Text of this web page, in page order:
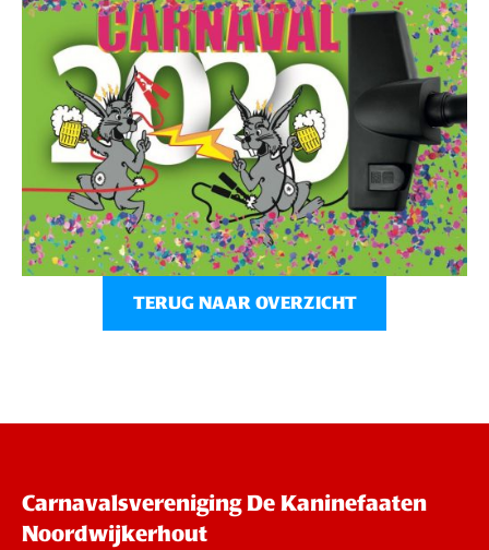
TERUG NAAR OVERZICHT
Carnavalsvereniging De Kaninefaaten
Noordwijkerhout